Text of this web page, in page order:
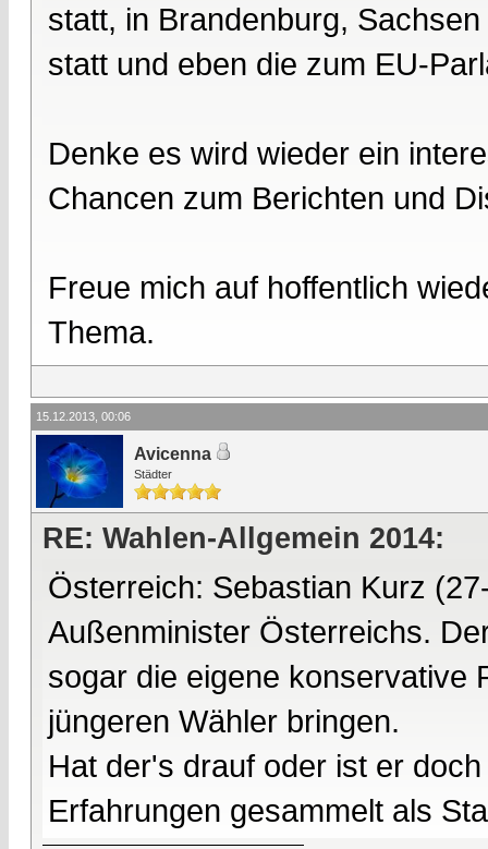
statt, in Brandenburg,
statt und eben die zum EU-
Denke es wird wieder ein
Chancen zum Berichten und
Freue mich auf hoffentlich
Thema.
15.12.2013, 00:06
Avicenna
Städter
RE: Wahlen-Allgemein 2014:
Österreich: Sebastian Kurz
Außenminister Österreichs.
sogar die eigene konservative
jüngeren Wähler bringen.
Hat der's drauf oder ist er
Erfahrungen gesammelt als